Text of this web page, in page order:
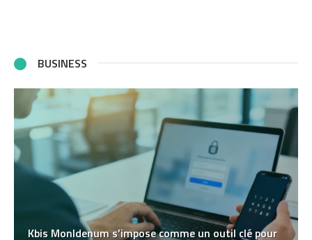
BUSINESS
Kbis MonIdenum s’impose comme un outil clé pour